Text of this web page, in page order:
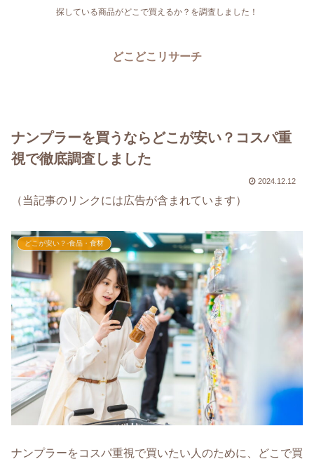
探している商品がどこで買えるか？を調査しました！
どこどこリサーチ
ナンプラーを買うならどこが安い？コスパ重
視で徹底調査しました
2024.12.12
（当記事のリンクには広告が含まれています）
どこが安い？-食品・食材
ナンプラーをコスパ重視で買いたい人のために、どこで買